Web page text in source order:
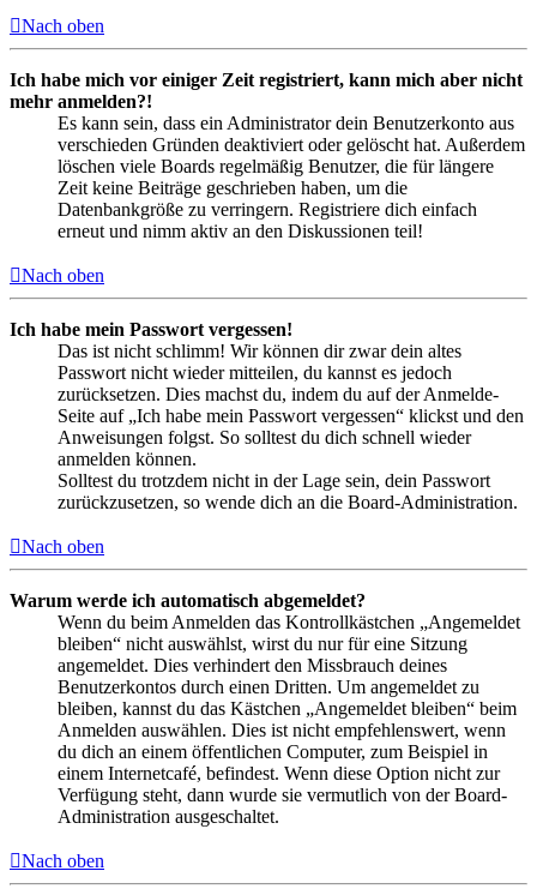
Nach oben
Ich habe mich vor einiger Zeit registriert, kann mich aber nicht
mehr anmelden?!
Es kann sein, dass ein Administrator dein Benutzerkonto aus
verschieden Gründen deaktiviert oder gelöscht hat. Außerdem
löschen viele Boards regelmäßig Benutzer, die für längere
Zeit keine Beiträge geschrieben haben, um die
Datenbankgröße zu verringern. Registriere dich einfach
erneut und nimm aktiv an den Diskussionen teil!
Nach oben
Ich habe mein Passwort vergessen!
Das ist nicht schlimm! Wir können dir zwar dein altes
Passwort nicht wieder mitteilen, du kannst es jedoch
zurücksetzen. Dies machst du, indem du auf der Anmelde-
Seite auf „Ich habe mein Passwort vergessen“ klickst und den
Anweisungen folgst. So solltest du dich schnell wieder
anmelden können.
Solltest du trotzdem nicht in der Lage sein, dein Passwort
zurückzusetzen, so wende dich an die Board-Administration.
Nach oben
Warum werde ich automatisch abgemeldet?
Wenn du beim Anmelden das Kontrollkästchen „Angemeldet
bleiben“ nicht auswählst, wirst du nur für eine Sitzung
angemeldet. Dies verhindert den Missbrauch deines
Benutzerkontos durch einen Dritten. Um angemeldet zu
bleiben, kannst du das Kästchen „Angemeldet bleiben“ beim
Anmelden auswählen. Dies ist nicht empfehlenswert, wenn
du dich an einem öffentlichen Computer, zum Beispiel in
einem Internetcafé, befindest. Wenn diese Option nicht zur
Verfügung steht, dann wurde sie vermutlich von der Board-
Administration ausgeschaltet.
Nach oben